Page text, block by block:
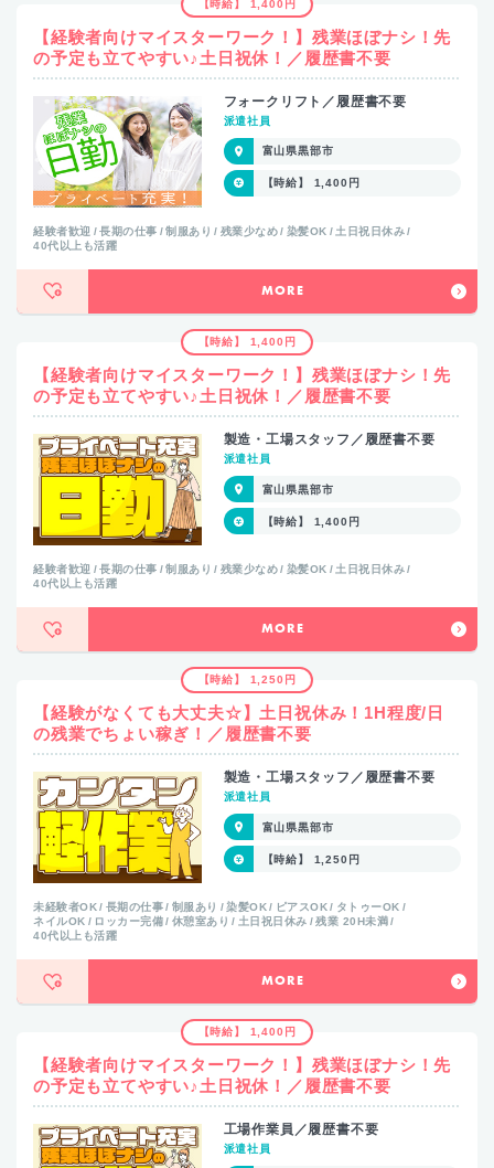
【時給】 1,400円
【経験者向けマイスターワーク！】残業ほぼナシ！先
の予定も立てやすい♪土日祝休！／履歴書不要
フォークリフト／履歴書不要
派遣社員
富山県黒部市
【時給】 1,400円
経験者歓迎 長期の仕事 制服あり 残業少なめ 染髪OK
土日祝日休み
40代以上も活躍
MORE
【時給】 1,400円
【経験者向けマイスターワーク！】残業ほぼナシ！先
の予定も立てやすい♪土日祝休！／履歴書不要
製造・工場スタッフ／履歴書不要
派遣社員
富山県黒部市
【時給】 1,400円
経験者歓迎 長期の仕事 制服あり 残業少なめ 染髪OK
土日祝日休み
40代以上も活躍
MORE
【時給】 1,250円
【経験がなくても大丈夫☆】土日祝休み！1H程度/日
の残業でちょい稼ぎ！／履歴書不要
製造・工場スタッフ／履歴書不要
派遣社員
富山県黒部市
【時給】 1,250円
未経験者OK 長期の仕事 制服あり 染髪OK ピアスOK
タトゥーOK
ネイルOK
ロッカー完備 休憩室あり 土日祝日休み
残業 20H未満
40代以上も活躍
MORE
【時給】 1,400円
【経験者向けマイスターワーク！】残業ほぼナシ！先
の予定も立てやすい♪土日祝休！／履歴書不要
工場作業員／履歴書不要
派遣社員